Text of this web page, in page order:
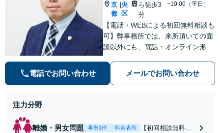
京
都
|央
区
ら徒歩3
分
~19:00（平日）
【電話・WEBによる初回無料相談も
可】弊事務所では、来所頂いての面
談以外にも、電話・オンライン形式
弁護士にご相談頂くことで、今のご
不安が和らぐとともに、問題解決の
電話でお問い合わせ メールでお問い合わせ
注力分野
離婚・男女問題 事例1件 料金表有
【初回相談無料】